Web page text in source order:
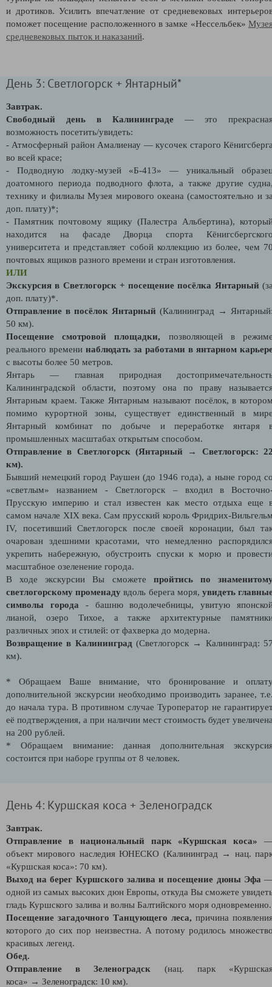
и дротиков. Усилить впечатление от средневековых
поможет посещение расположенного в замке «Нессельбек»
средневековых пыток и наказаний.
День 3: Светлогорск + Янтарный*
Завтрак.
Свободный день в Калининграде — это
возможность посетить/увидеть:
- Атмосферный район Амалиенау — кусочек старого
во всей красе;
- Подводную лодку-музей «Б-413» — уникальный
доатомного периода подводного флота, а также другие
технику и филиалы Музея мирового океана (самостоятельно и
доп. плату)*;
- Памятник почтовому ящику (Палестра Альбертина),
находится на фасаде Дворца спорта
университета и представляет собой коллекцию из более, чем
почтовых ящиков разного времени и стран изготовления.
ИЛИ
Экскурсия в Светлогорск + посещение посёлка Янтарный
доп. плату)*.
Отправление в посёлок Янтарный (Калининград →
50 км).
Посещение смотровой площадки, позволяющей в
реального времени наблюдать за работами в янтарном
с высоты более 50 метров.
Янтарь — главная природная
Калининградской области, поэтому она по праву
Янтарным краем. Также Янтарным называют посёлок, в
помимо курортной зоны, существует единственный в
Янтарный комбинат по добыче и переработке янтаря
промышленных масштабах открытым способом.
Отправление в Светлогорск (Янтарный → Светлогорск:
км).
Бывший немецкий город Раушен (до 1946 года), а ныне город
«светлым» названием - Светлогорск – входил в
Прусскую империю и стал известен как место отдыха еще
самом начале XIX века. Сам прусский король Фридрих-
IV, посетивший Светлогорск после своей коронации, был
очарован здешними красотами, что немедленно
укрепить набережную, обустроить спуски к морю и
масштабное озеленение города.
В ходе экскурсии Вы сможете пройтись по
светлогорскому променадувдоль берега моря, увидеть
символы города - башню водолечебницы, увитую
лианой, озеро Тихое, а также архитектурные
различных эпох и стилей: от фахверка до модерна.
Возвращение в Калининград (Светлогорск → Калининград:
км).
* Обращаем Ваше внимание, что бронирование и
дополнительной экскурсии необходимо производить заранее,
до начала тура. В противном случае Туроператор не
её подтверждения, а при наличии мест стоимость будет
на 200 рублей.
* Обращаем внимание: данная дополнительная
состоится при наборе группы от 8 человек.
День 4: Куршская коса + Зеленоградск
Завтрак.
Отправление в национальный парк «Куршская коса»
объект мирового наследия ЮНЕСКО (Калининград → нац.
«Куршская коса»: 70 км).
Выход на берег Куршского залива и посещение дюны Эфа
одной из самых высоких дюн Европы, откуда Вы сможете
гладь Куршского залива и волны Балтийского моря одновременно.
Посещение загадочного Танцующего леса, причина
которого до сих пор неизвестна. А потому родилось
красивых легенд.
Обед.
Отправление в Зеленоградск (нац. парк
коса» → Зеленоградск: 10 км).